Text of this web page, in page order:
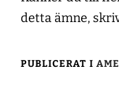
detta ämne,
PUBLICERAT I